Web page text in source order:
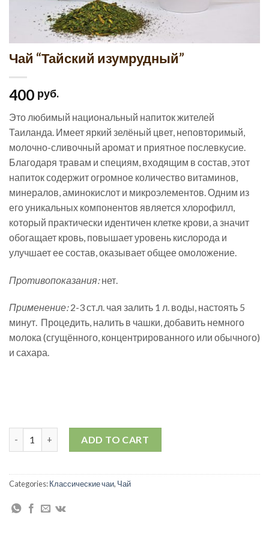
Чай “Тайский изумрудный”
400 руб.
Это любимый национальный напиток жителей
Таиланда. Имеет яркий зелёный цвет, неповторимый,
молочно-сливочный аромат и приятное послевкусие.
Благодаря травам и специям, входящим в состав, этот
напиток содержит огромное количество витаминов,
минералов, аминокислот и микроэлементов. Одним из
его уникальных компонентов является хлорофилл,
который практически идентичен клетке крови, а значит
обогащает кровь, повышает уровень кислорода и
улучшает ее состав, оказывает общее омоложение.
Противопоказания:нет.
Применение:2-3 ст.л. чая залить 1 л. воды, настоять 5
минут. Процедить, налить в чашки, добавить немного
молока (сгущённого, концентрированного или обычного)
и сахара.
ADD TO CART
Categories:Классические чаи, Чай